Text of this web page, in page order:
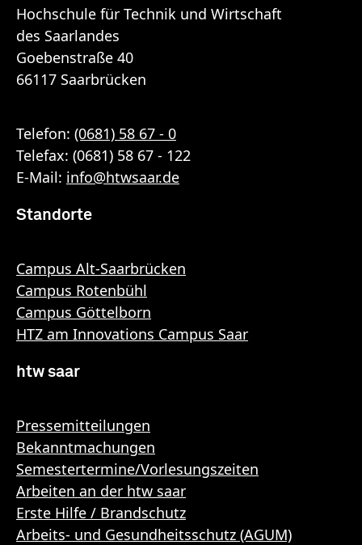
Hochschule für Technik und Wirtschaft
des Saarlandes
Goebenstraße 40
66117 Saarbrücken
Telefon: (0681) 58 67 - 0
Telefax: (0681) 58 67 - 122
E-Mail: info@htwsaar.de
Standorte
Campus Alt-Saarbrücken
Campus Rotenbühl
Campus Göttelborn
HTZ am Innovations Campus Saar
htw saar
Pressemitteilungen
Bekanntmachungen
Semestertermine/Vorlesungszeiten
Arbeiten an der htw saar
Erste Hilfe / Brandschutz
Arbeits- und Gesundheitsschutz (AGUM)